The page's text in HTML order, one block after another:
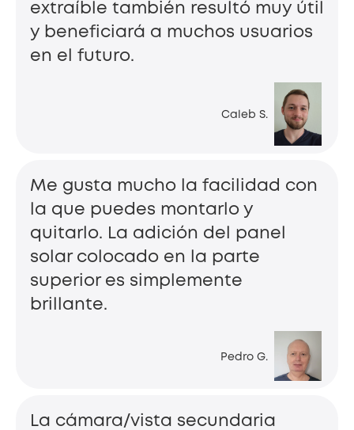
Caleb S.
extraíble también resultó muy útil
y beneficiará a muchos usuarios
en el futuro.
Pedro G.
Me gusta mucho la facilidad con
la que puedes montarlo y
quitarlo. La adición del panel
solar colocado en la parte
superior es simplemente
brillante.
La cámara/vista secundaria